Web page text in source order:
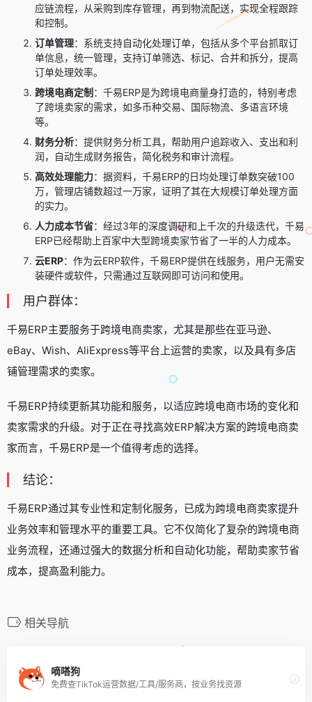
应链流程，从采购到库存管理，再到物流配送，实现全程跟踪
和控制。
订单管理：系统支持自动化处理订单，包括从多个平台抓取订
单信息，统一管理，支持订单筛选、标记、合并和拆分，提高
订单处理效率。
跨境电商定制 ：千易ERP是为跨境电商量身打造的，特别考虑
了跨境卖家的需求，如多币种交易、国际物流、多语言环境
等。
财务分析：提供财务分析工具，帮助用户追踪收入、支出和利
润，自动生成财务报告，简化税务和审计流程。
高效处理能力：据资料，千易ERP的日均处理订单数突破100
万，管理店铺数超过一万家，证明了其在大规模订单处理方面
的实力。
人力成本节省：经过3年的深度调研和上千次的升级迭代，千易
ERP已经帮助上百家中大型跨境卖家节省了一半的人力成本。
云ERP：作为云ERP软件，千易ERP提供在线服务，用户无需安
装硬件或软件，只需通过互联网即可访问和使用。
用户群体：
千易ERP主要服务于跨境电商卖家，尤其是那些在亚马逊、
eBay、Wish、AliExpress等平台上运营的卖家，以及具有多店
铺管理需求的卖家。
千易ERP持续更新其功能和服务，以适应跨境电商市场的变化和
卖家需求的升级。对于正在寻找高效ERP解决方案的跨境电商卖
家而言，千易ERP是一个值得考虑的选择。
结论：
千易ERP通过其专业性和定制化服务，已成为跨境电商卖家提升
业务效率和管理水平的重要工具。它不仅简化了复杂的跨境电商
业务流程，还通过强大的数据分析和自动化功能，帮助卖家节省
成本，提高盈利能力。
相关导航
嘀嗒狗
免费查TikTok运营数据/工具/服务商，按业务找资源